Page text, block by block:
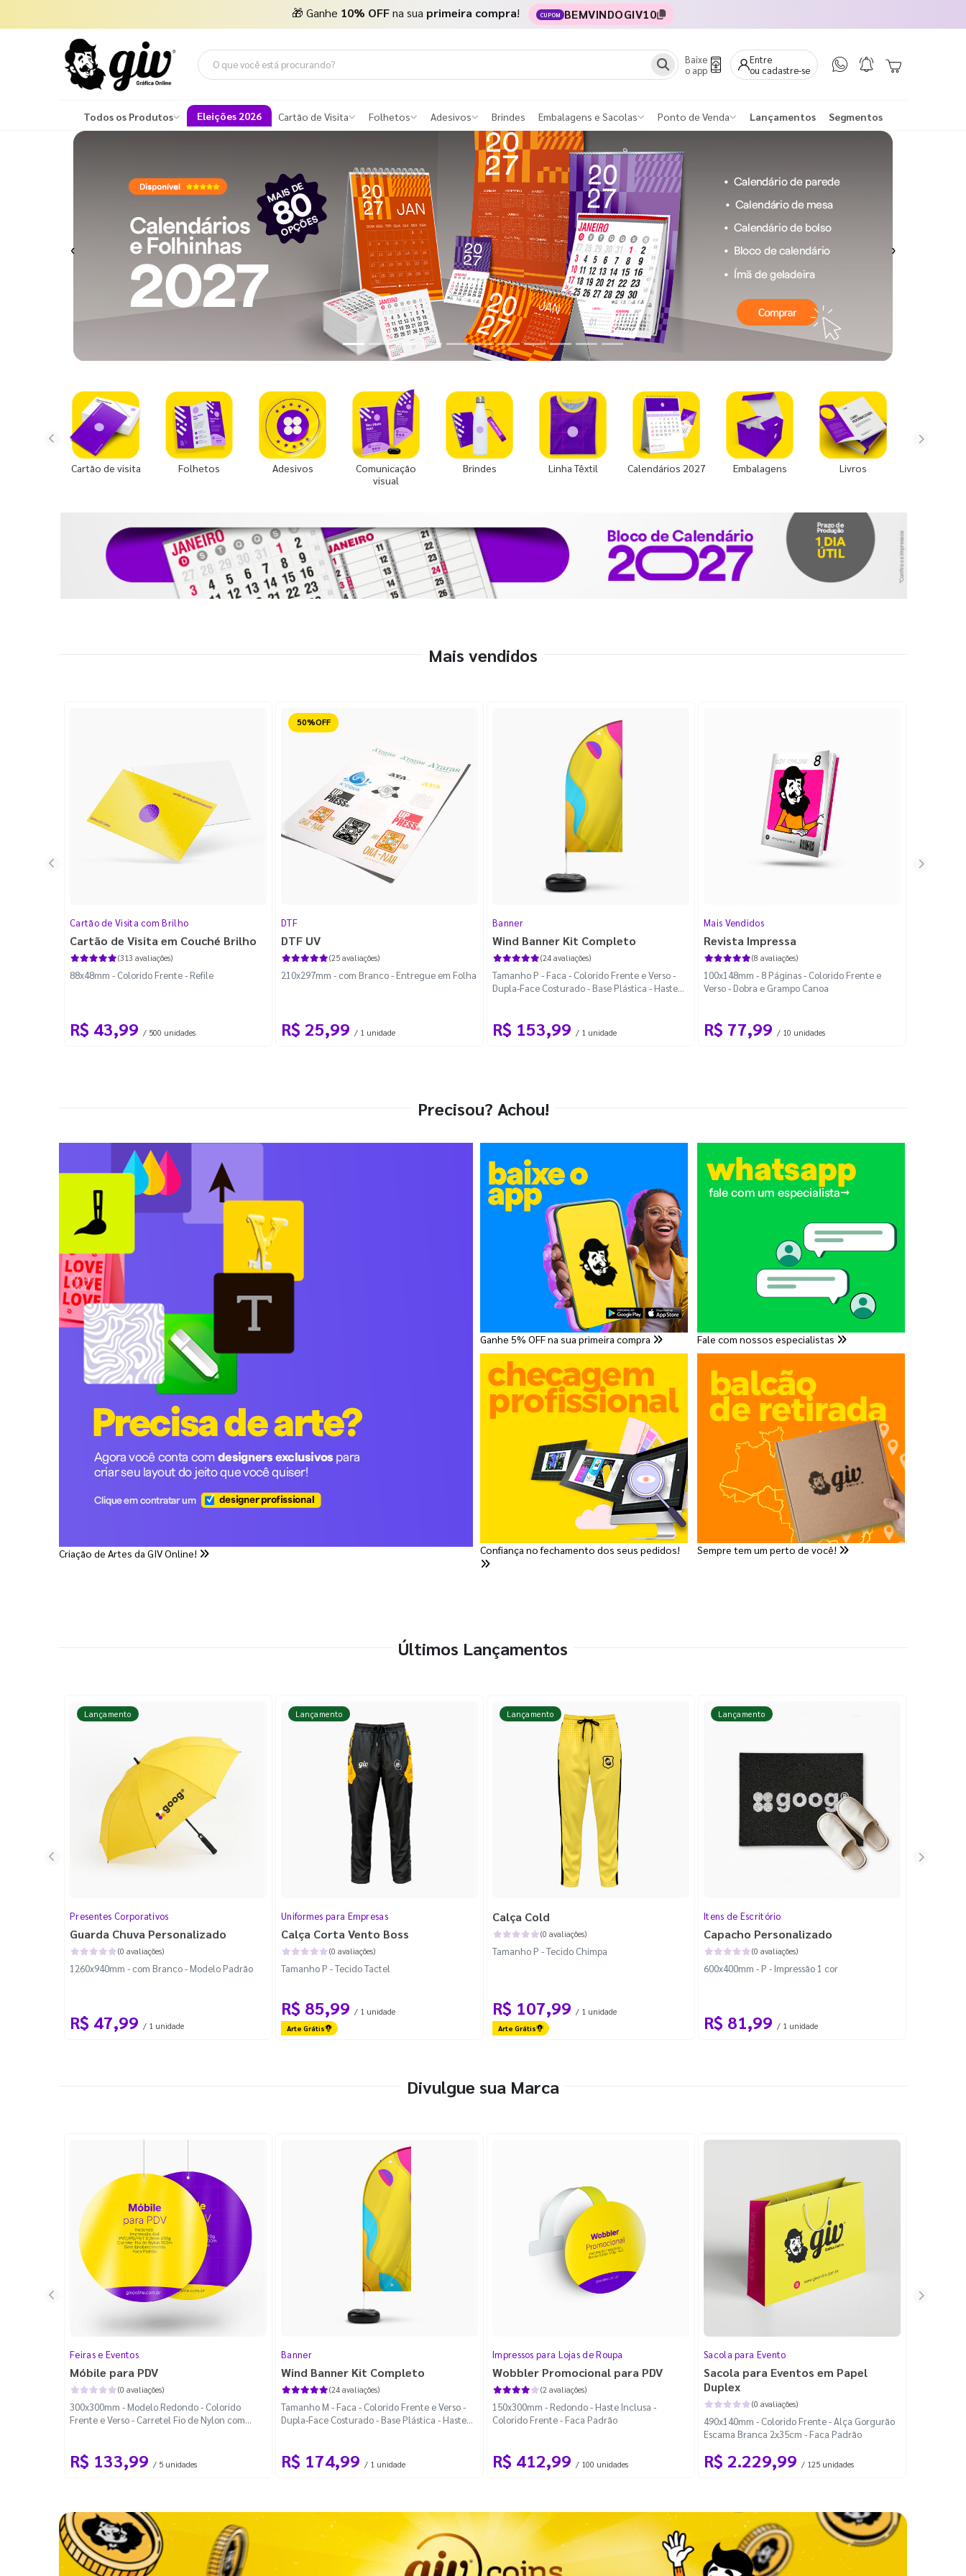
🎁 Ganhe 10% OFFna sua primeira compra! CUPOM BEMVINDOGIV10
Baixe
o app
Entre
ou cadastre-se
Todos os Produtos Eleições 2026 Cartão de Visita Folhetos Adesivos Brindes Embalagens e Sacolas Ponto de Venda Lançamentos Segmentos
Previous Next
Cartão de visita Folhetos Adesivos
Comunicação
visual
Brindes Linha Têxtil Calendários 2027 Embalagens Livros
Mais vendidos
Cartão de Visita com Brilho
Cartão de Visita em Couché Brilho
(313 avaliações)
88x48mm - Colorido Frente - Refile
R$ 43,99 / 500 unidades
Reduzido
DTF
DTF UV
(25 avaliações)
210x297mm - com Branco - Entregue em Folha
R$ 25,99 / 1 unidade
Banner
Wind Banner Kit Completo
(24 avaliações)
Tamanho P - Faca - Colorido Frente e Verso -
Dupla-Face Costurado - Base Plástica - Haste
R$ 153,99 / 1 unidade
Mais Vendidos
Revista Impressa
(8 avaliações)
100x148mm - 8 Páginas - Colorido Frente e
Verso - Dobra e Grampo Canoa
R$ 77,99 / 10 unidades
Precisou? Achou!
Criação de Artes da GIV Online!
Ganhe 5% OFF na sua primeira compra
Confiança no fechamento dos seus pedidos!
Fale com nossos especialistas
Sempre tem um perto de você!
Últimos Lançamentos
Lançamento
Presentes Corporativos
Guarda Chuva Personalizado
(0 avaliações)
1260x940mm - com Branco - Modelo Padrão
R$ 47,99 / 1 unidade
Lançamento
Uniformes para Empresas
Calça Corta Vento Boss
(0 avaliações)
Tamanho P - Tecido Tactel
R$ 85,99 / 1 unidade
Arte Grátis
Lançamento
Calça Cold
(0 avaliações)
Tamanho P - Tecido Chimpa
R$ 107,99 / 1 unidade
Arte Grátis
Lançamento
Itens de Escritório
Capacho Personalizado
(0 avaliações)
600x400mm - P - Impressão 1 cor
R$ 81,99 / 1 unidade
Divulgue sua Marca
Feiras e Eventos
Móbile para PDV
(0 avaliações)
300x300mm - Modelo Redondo - Colorido
Frente e Verso - Carretel Fio de Nylon com
R$ 133,99 / 5 unidades
Banner
Wind Banner Kit Completo
(24 avaliações)
Tamanho M - Faca - Colorido Frente e Verso -
Dupla-Face Costurado - Base Plástica - Haste
R$ 174,99 / 1 unidade
Impressos para Lojas de Roupa
Wobbler Promocional para PDV
(2 avaliações)
150x300mm - Redondo - Haste Inclusa -
Colorido Frente - Faca Padrão
R$ 412,99 / 100 unidades
Sacola para Evento
Sacola para Eventos em Papel
Duplex
(0 avaliações)
490x140mm - Colorido Frente - Alça Gorgurão
Escama Branca 2x35cm - Faca Padrão
R$ 2.229,99 / 125 unidades